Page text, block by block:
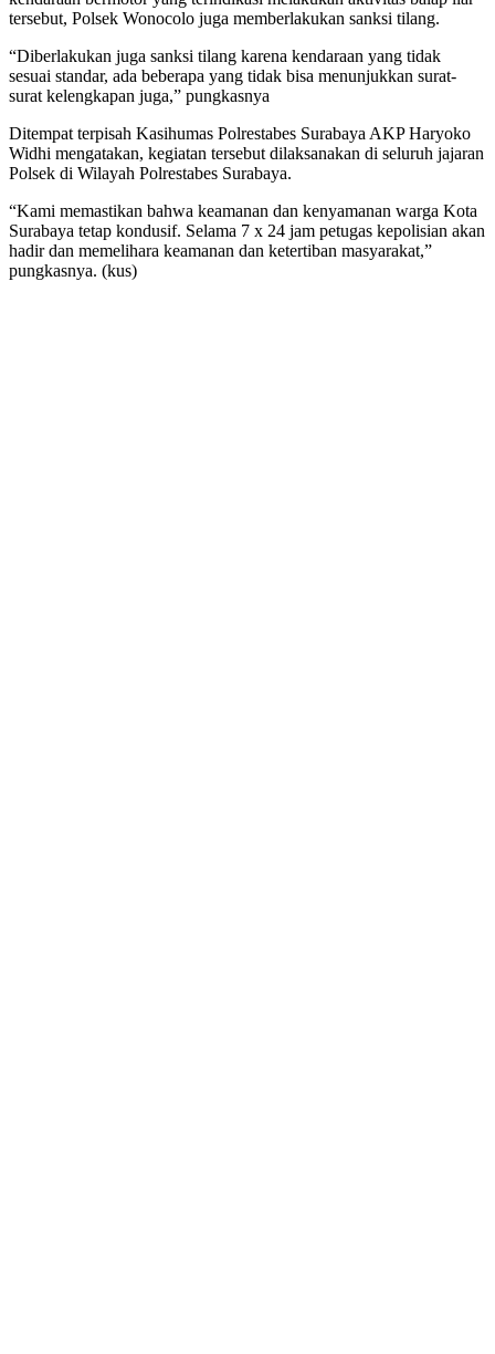
tersebut, Polsek Wonocolo juga memberlakukan sanksi tilang.
“Diberlakukan juga sanksi tilang karena kendaraan yang tidak
sesuai standar, ada beberapa yang tidak bisa menunjukkan surat-
surat kelengkapan juga,” pungkasnya
Ditempat terpisah Kasihumas Polrestabes Surabaya AKP Haryoko
Widhi mengatakan, kegiatan tersebut dilaksanakan di seluruh jajaran
Polsek di Wilayah Polrestabes Surabaya.
“Kami memastikan bahwa keamanan dan kenyamanan warga Kota
Surabaya tetap kondusif. Selama 7 x 24 jam petugas kepolisian akan
hadir dan memelihara keamanan dan ketertiban masyarakat,”
pungkasnya. (kus)